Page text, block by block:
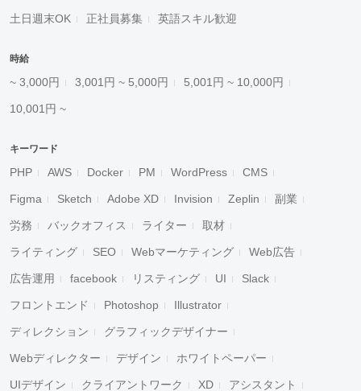
土日週末OK 正社員募集 英語スキル歓迎
時給
~ 3,000円 3,001円 ~ 5,000円 5,001円 ~ 10,000円
10,001円 ~
キーワード
PHP AWS Docker PM WordPress CMS
Figma Sketch Adobe XD Invision Zeplin 副業
労務 バックオフィス ライター 取材
ライティング SEO Webマーケティング Web広告
広告運用 facebook リスティング UI Slack
フロントエンド Photoshop Illustrator
ディレクション グラフィックデザイナー
Webディレクター デザイン ホワイトペーパー
UIデザイン クライアントワーク XD アシスタント